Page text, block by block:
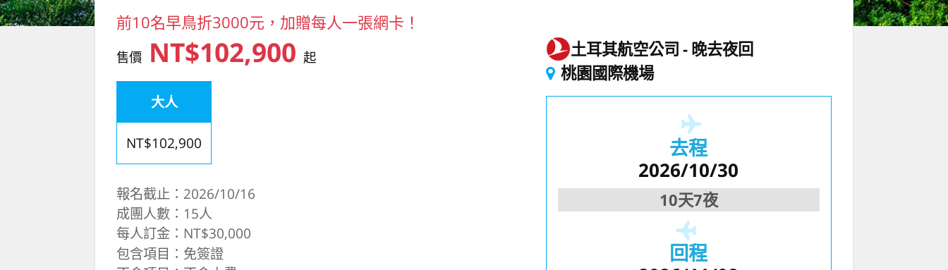
前10名早鳥折3000元，加贈每人一張網卡！
售價 NT$102,900起
大人
NT$102,900
報名截止：2026/10/16
成團人數：15人
每人訂金：NT$30,000
包含項目：免簽證
土耳其航空公司
晚去夜回
桃園國際機場
去程
2026/10/30
10天7夜
回程